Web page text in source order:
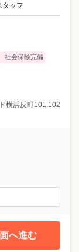
タッフ
社会保険完備
横浜反町101.102
へ進む